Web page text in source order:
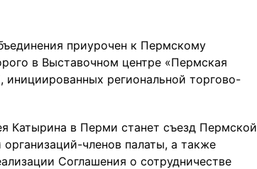
приурочен к Пермскому
в Выставочном центре «Пермская
инициированных региональной торгово-
Катырина в Перми станет съезд Пермской
членов палаты, а также
Соглашения о сотрудничестве